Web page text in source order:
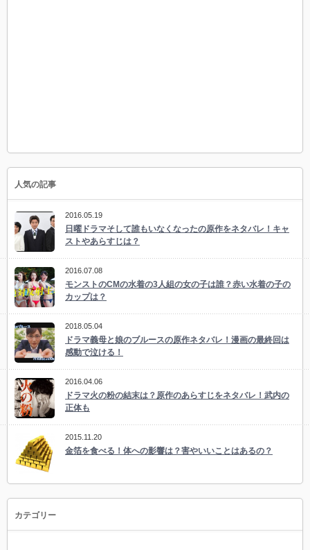
人気の記事
2016.05.19
日曜ドラマそして誰もいなくなったの原作をネタバレ！キャ
ストやあらすじは？
2016.07.08
モンストのCMの水着の3人組の女の子は誰？赤い水着の子の
カップは？
2018.05.04
ドラマ義母と娘のブルースの原作ネタバレ！漫画の最終回は
感動で泣ける！
2016.04.06
ドラマ火の粉の結末は？原作のあらすじをネタバレ！武内の
正体も
2015.11.20
金箔を食べる！体への影響は？害やいいことはあるの？
カテゴリー